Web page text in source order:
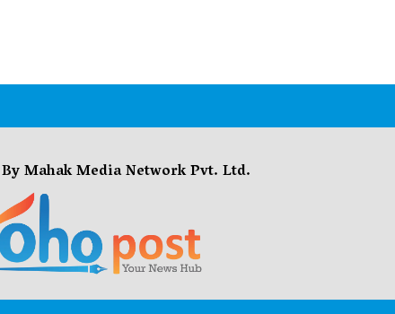
By Mahak Media Network Pvt. Ltd.